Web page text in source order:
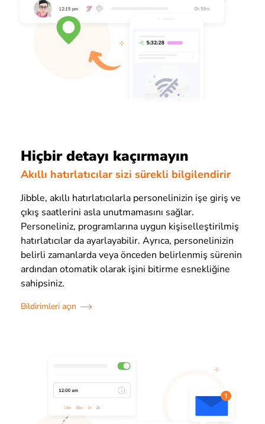
Hiçbir detayı kaçırmayın
Akıllı hatırlatıcılar sizi sürekli bilgilendirir
Jibble, akıllı hatırlatıcılarla personelinizin işe giriş ve
çıkış saatlerini asla unutmamasını sağlar.
Personeliniz, programlarına uygun kişiselleştirilmiş
hatırlatıcılar da ayarlayabilir. Ayrıca, personelinizin
belirli zamanlarda veya önceden belirlenmiş sürenin
ardından otomatik olarak işini bitirme esnekliğine
sahipsiniz.
Bildirimleri açın